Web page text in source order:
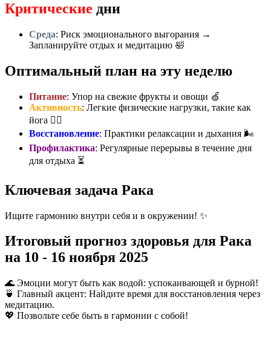
Критические дни
Среда: Риск эмоционального выгорания →
Запланируйте отдых и медитацию 🛀
Оптимальный план на эту неделю
Питание: Упор на свежие фрукты и овощи 🍏
Активность: Легкие физические нагрузки, такие как
йога 🧘‍♀️
Восстановление: Практики релаксации и дыхания 🌬️
Профилактика: Регулярные перерывы в течение дня
для отдыха ⏳
Ключевая задача Рака
Ищите гармонию внутри себя и в окружении! ✨
Итоговый прогноз здоровья для Рака
на 10 - 16 ноября 2025
🌊 Эмоции могут быть как водой: успокаивающей и бурной!
🍵 Главный акцент: Найдите время для восстановления через
медитацию.
💖 Позвольте себе быть в гармонии с собой!